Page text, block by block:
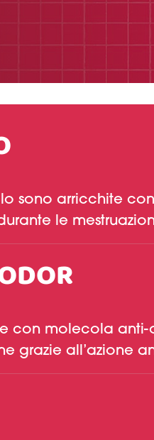
sono arricchite
le
con molecola
grazie all’azione